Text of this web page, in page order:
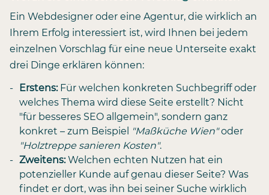
Ein Webdesigner oder eine Agentur, die wirklich an
Ihrem Erfolg interessiert ist, wird Ihnen bei jedem
einzelnen Vorschlag für eine neue Unterseite exakt
drei Dinge erklären können:
Erstens:Für welchen konkreten Suchbegriff oder
welches Thema wird diese Seite erstellt? Nicht
"für besseres SEO allgemein", sondern ganz
konkret – zum Beispiel
"Maßküche Wien"oder
"Holztreppe sanieren Kosten".
Zweitens:Welchen echten Nutzen hat ein
potenzieller Kunde auf genau dieser Seite? Was
findet er dort, was ihn bei seiner Suche wirklich